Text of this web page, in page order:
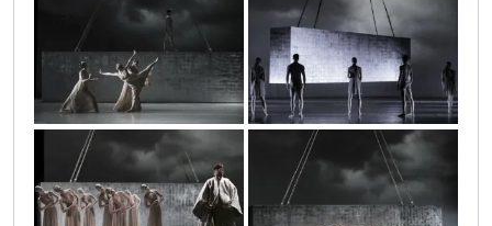
ar-20180515img_8482 ar-20180515img_9239
ar-20180515img_7349 ar-20180515img_7998